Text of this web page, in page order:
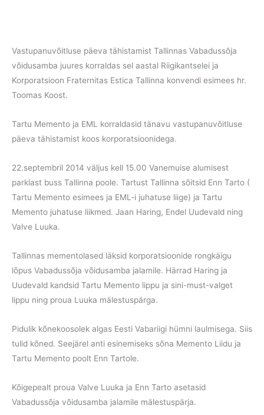
Vastupanuvõitluse päeva tähistamist Tallinnas Vabadussõja
võidusamba juures korraldas sel aastal Riigikantselei ja
Korporatsioon Fraternitas Estica Tallinna konvendi esimees hr.
Toomas Koost.
Tartu Memento ja EML korraldasid tänavu vastupanuvõitluse
päeva tähistamist koos korporatsioonidega.
22.septembril 2014 väljus kell 15.00 Vanemuise alumisest
parklast buss Tallinna poole. Tartust Tallinna sõitsid Enn Tarto (
Tartu Memento esimees ja EML-i juhatuse liige) ja Tartu
Memento juhatuse liikmed. Jaan Haring, Endel Uudevald ning
Valve Luuka.
Tallinnas mementolased läksid korporatsioonide rongkäigu
lõpus Vabadussõja võidusamba jalamile. Härrad Haring ja
Uudevald kandsid Tartu Memento lippu ja sini-must-valget
lippu ning proua Luuka mälestuspärga.
Pidulik kõnekoosolek algas Eesti Vabariigi hümni laulmisega. Siis
tulid kõned. Seejärel anti esinemiseks sõna Memento Liidu ja
Tartu Memento poolt Enn Tartole.
Kõigepealt proua Valve Luuka ja Enn Tarto asetasid
Vabadussõja võidusamba jalamile mälestuspärja.